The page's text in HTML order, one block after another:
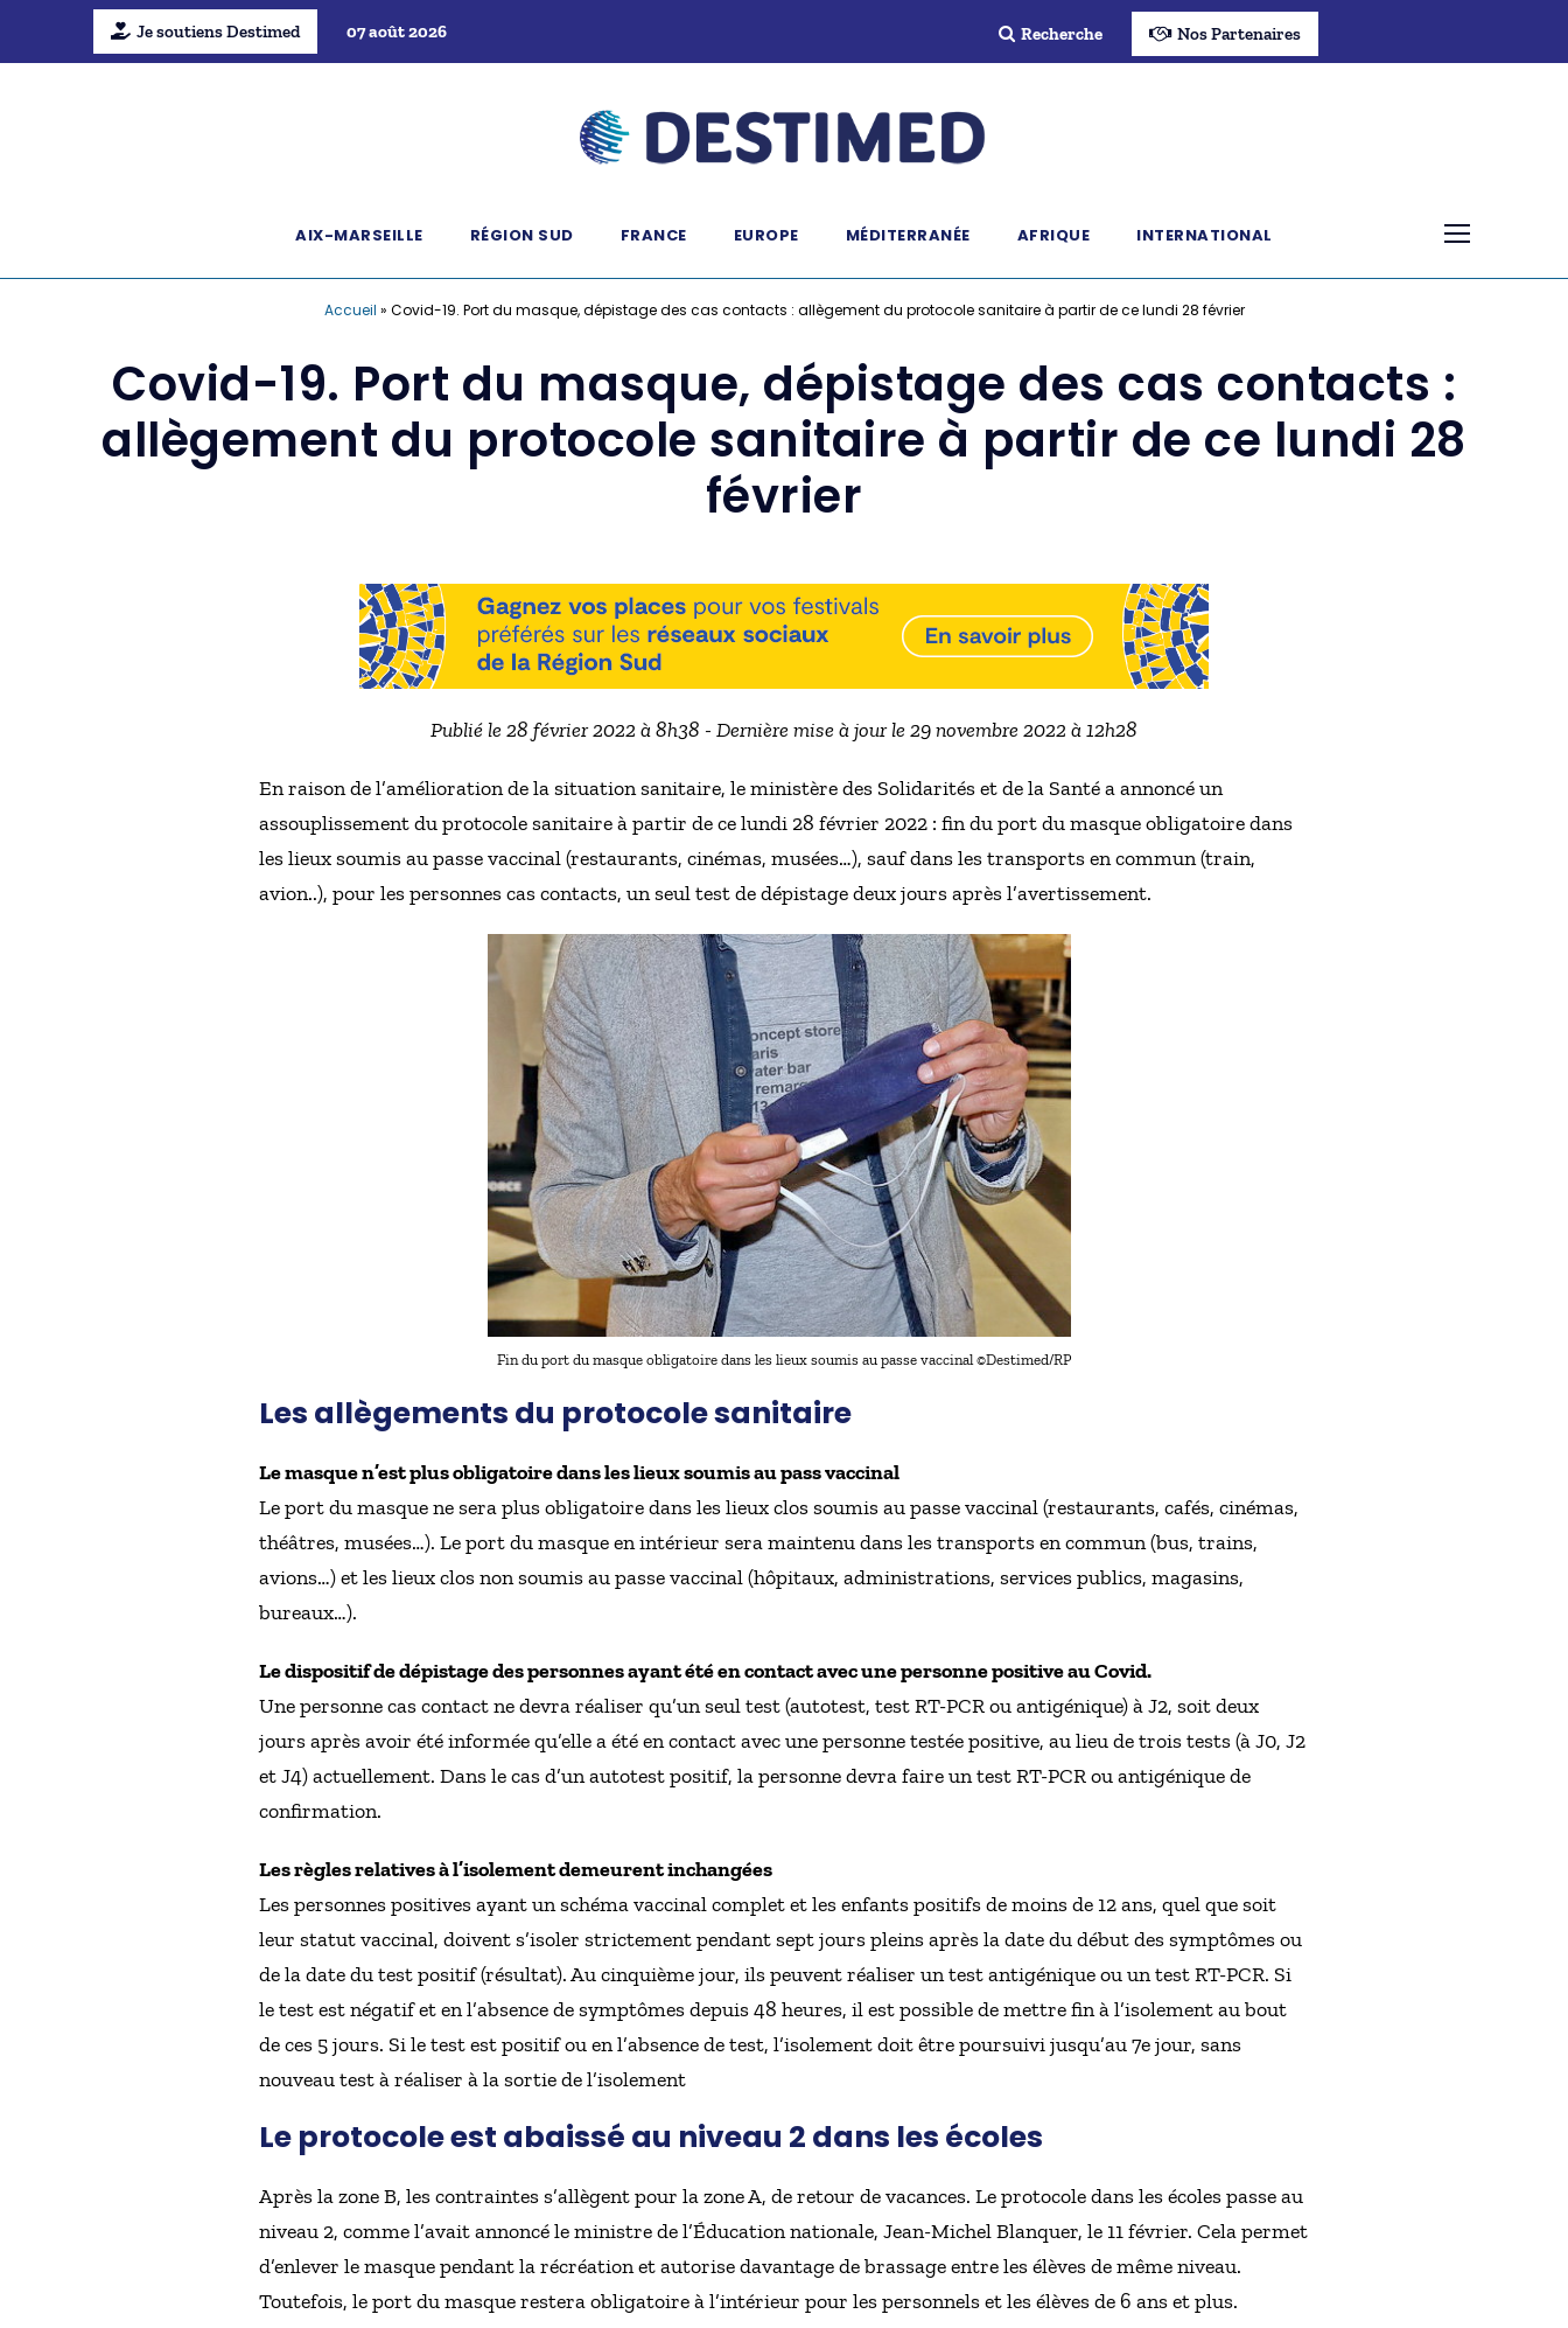
Je soutiens Destimed 07 août 2026 Recherche Nos Partenaires
AIX-MARSEILLE RÉGION SUD FRANCE EUROPE MÉDITERRANÉE AFRIQUE INTERNATIONAL
Accueil » Covid-19. Port du masque, dépistage des cas contacts : allègement du protocole sanitaire à partir de ce lundi 28 février
Covid-19. Port du masque, dépistage des cas contacts :
allègement du protocole sanitaire à partir de ce lundi 28
février
Publié le 28 février 2022 à 8h38 - Dernière mise à jour le 29 novembre 2022 à 12h28
En raison de l’amélioration de la situation sanitaire, le ministère des Solidarités et de la Santé a annoncé un
assouplissement du protocole sanitaire à partir de ce lundi 28 février 2022 : fin du port du masque obligatoire dans
les lieux soumis au passe vaccinal (restaurants, cinémas, musées…), sauf dans les transports en commun (train,
avion..), pour les personnes cas contacts, un seul test de dépistage deux jours après l’avertissement.
Fin du port du masque obligatoire dans les lieux soumis au passe vaccinal ©Destimed/RP
Les allègements du protocole sanitaire
Le masque n’est plus obligatoire dans les lieux soumis au pass vaccinal
Le port du masque ne sera plus obligatoire dans les lieux clos soumis au passe vaccinal (restaurants, cafés, cinémas,
théâtres, musées…). Le port du masque en intérieur sera maintenu dans les transports en commun (bus, trains,
avions…) et les lieux clos non soumis au passe vaccinal (hôpitaux, administrations, services publics, magasins,
bureaux…).
Le dispositif de dépistage des personnes ayant été en contact avec une personne positive au Covid.
Une personne cas contact ne devra réaliser qu’un seul test (autotest, test RT-PCR ou antigénique) à J2, soit deux
jours après avoir été informée qu’elle a été en contact avec une personne testée positive, au lieu de trois tests (à J0, J2
et J4) actuellement. Dans le cas d’un autotest positif, la personne devra faire un test RT-PCR ou antigénique de
confirmation.
Les règles relatives à l’isolement demeurent inchangées
Les personnes positives ayant un schéma vaccinal complet et les enfants positifs de moins de 12 ans, quel que soit
leur statut vaccinal, doivent s’isoler strictement pendant sept jours pleins après la date du début des symptômes ou
de la date du test positif (résultat). Au cinquième jour, ils peuvent réaliser un test antigénique ou un test RT-PCR. Si
le test est négatif et en l’absence de symptômes depuis 48 heures, il est possible de mettre fin à l’isolement au bout
de ces 5 jours. Si le test est positif ou en l’absence de test, l’isolement doit être poursuivi jusqu’au 7e jour, sans
nouveau test à réaliser à la sortie de l’isolement
Le protocole est abaissé au niveau 2 dans les écoles
Après la zone B, les contraintes s’allègent pour la zone A, de retour de vacances. Le protocole dans les écoles passe au
niveau 2, comme l’avait annoncé le ministre de l’Éducation nationale, Jean-Michel Blanquer, le 11 février. Cela permet
d’enlever le masque pendant la récréation et autorise davantage de brassage entre les élèves de même niveau.
Toutefois, le port du masque restera obligatoire à l’intérieur pour les personnels et les élèves de 6 ans et plus.